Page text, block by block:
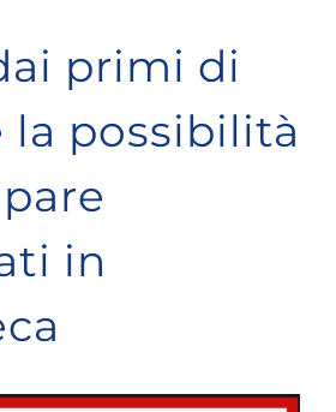
primi di
possibilità
in